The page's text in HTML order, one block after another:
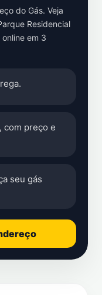
do Gás. Veja
Residencial
em 3
com preço e
seu gás